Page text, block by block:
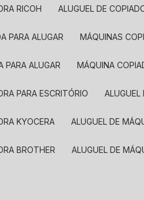
RICOH ALUGUEL DE
PARA ALUGAR MÁQUINAS
PARA ALUGAR MÁQUINA
PARA ESCRITÓRIO
KYOCERA ALUGUEL DE
BROTHER ALUGUEL DE